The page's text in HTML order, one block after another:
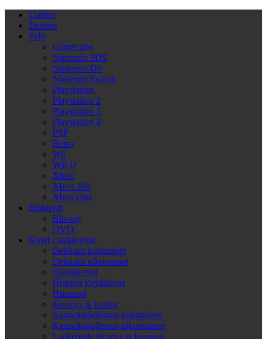
Uutiset
Etusivu
Pelit
Gamecube
Nintendo 3DS
Nintendo DS
Nintendo Switch
Playstation
Playstation 2
Playstation 3
Playstation 4
PSP
Retro
Wii
WII U
Xbox
Xbox 360
Xbox One
Elokuvat
Blu-ray
DVD
Kirjat / sarjakuvat
Dekkarit kotimaiset
Dekkarit ulkomaiset
Elämäkerrat
Historia kirjallisuus
Huumori
Jännitys ja kauhu
Kaunokirjallisuus kotimainen
Kaunokirjallisuus ulkomainen
Lääketiede terveys ja kauneus